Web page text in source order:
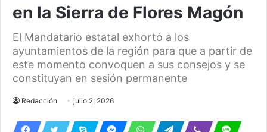
en la Sierra de Flores Magón
El Mandatario estatal exhortó a los
ayuntamientos de la región para que a partir de
este momento convoquen a sus consejos y se
constituyan en sesión permanente
Redacción julio 2, 2026